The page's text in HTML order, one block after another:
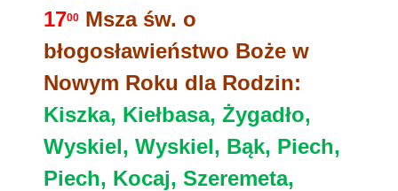
1700 Msza św. o
błogosławieństwo Boże w
Nowym Roku dla Rodzin:
Kiszka, Kiełbasa, Żygadło,
Wyskiel, Wyskiel, Bąk, Piech,
Piech, Kocaj, Szeremeta,